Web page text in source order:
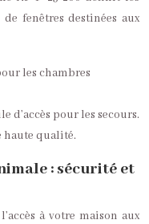
fenêtres destinées aux
les chambres
d’accès pour les secours.
haute qualité.
: sécurité et
à votre maison aux